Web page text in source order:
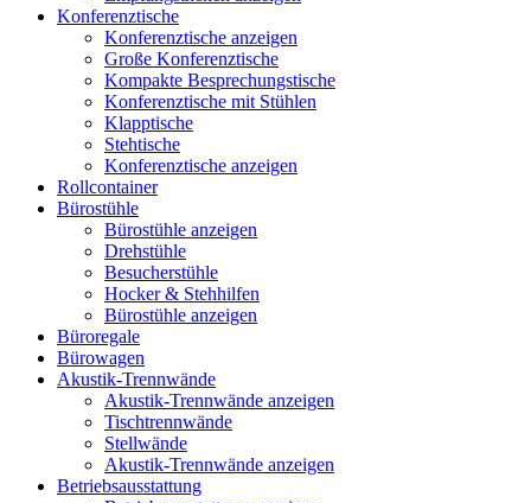
Konferenztische
Konferenztische anzeigen
Große Konferenztische
Kompakte Besprechungstische
Konferenztische mit Stühlen
Klapptische
Stehtische
Konferenztische anzeigen
Rollcontainer
Bürostühle
Bürostühle anzeigen
Drehstühle
Besucherstühle
Hocker & Stehhilfen
Bürostühle anzeigen
Büroregale
Bürowagen
Akustik-Trennwände
Akustik-Trennwände anzeigen
Tischtrennwände
Stellwände
Akustik-Trennwände anzeigen
Betriebsausstattung